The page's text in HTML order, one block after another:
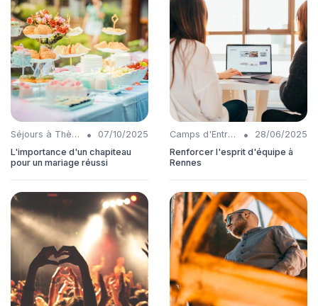
Séjours à Thème •
07/10/2025
L'importance d'un chapiteau
pour un mariage réussi
Camps d'Entraînement •
28/06/2025
Renforcer l'esprit d'équipe à
Rennes